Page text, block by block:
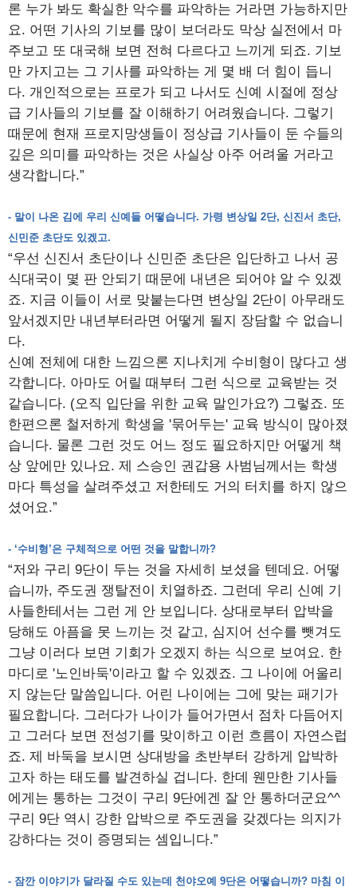
론 누가 봐도 확실한 악수를 파악하는 거라면 가능하지만
요. 어떤 기사의 기보를 많이 보더라도 막상 실전에서 마
주보고 또 대국해 보면 전혀 다르다고 느끼게 되죠. 기보
만 가지고는 그 기사를 파악하는 게 몇 배 더 힘이 듭니
다. 개인적으로는 프로가 되고 나서도 신예 시절에 정상
급 기사들의 기보를 잘 이해하기 어려웠습니다. 그렇기
때문에 현재 프로지망생들이 정상급 기사들이 둔 수들의
깊은 의미를 파악하는 것은 사실상 아주 어려울 거라고
생각합니다.”
- 말이 나온 김에 우리 신예들 어떻습니다. 가령 변상일 2단, 신진서 초단,
신민준 초단도 있겠고.
“우선 신진서 초단이나 신민준 초단은 입단하고 나서 공
식대국이 몇 판 안되기 때문에 내년은 되어야 알 수 있겠
죠. 지금 이들이 서로 맞붙는다면 변상일 2단이 아무래도
앞서겠지만 내년부터라면 어떻게 될지 장담할 수 없습니
다.
신예 전체에 대한 느낌으론 지나치게 수비형이 많다고 생
각합니다. 아마도 어릴 때부터 그런 식으로 교육받는 것
같습니다. (오직 입단을 위한 교육 말인가요?) 그렇죠. 또
한편으론 철저하게 학생을 '묶어두는' 교육 방식이 많아졌
습니다. 물론 그런 것도 어느 정도 필요하지만 어떻게 책
상 앞에만 있나요. 제 스승인 권갑용 사범님께서는 학생
마다 특성을 살려주셨고 저한테도 거의 터치를 하지 않으
셨어요.”
- ‘수비형’은 구체적으로 어떤 것을 말합니까?
“저와 구리 9단이 두는 것을 자세히 보셨을 텐데요. 어떻
습니까, 주도권 쟁탈전이 치열하죠. 그런데 우리 신예 기
사들한테서는 그런 게 안 보입니다. 상대로부터 압박을
당해도 아픔을 못 느끼는 것 같고, 심지어 선수를 뺏겨도
그냥 이러다 보면 기회가 오겠지 하는 식으로 보여요. 한
마디로 '노인바둑'이라고 할 수 있겠죠. 그 나이에 어울리
지 않는단 말씀입니다. 어린 나이에는 그에 맞는 패기가
필요합니다. 그러다가 나이가 들어가면서 점차 다듬어지
고 그러다 보면 전성기를 맞이하고 이런 흐름이 자연스럽
죠. 제 바둑을 보시면 상대방을 초반부터 강하게 압박하
고자 하는 태도를 발견하실 겁니다. 한데 웬만한 기사들
에게는 통하는 그것이 구리 9단에겐 잘 안 통하더군요^^
구리 9단 역시 강한 압박으로 주도권을 갖겠다는 의지가
강하다는 것이 증명되는 셈입니다.”
- 잠깐 이야기가 달라질 수도 있는데 천야오예 9단은 어떻습니까? 마침 이